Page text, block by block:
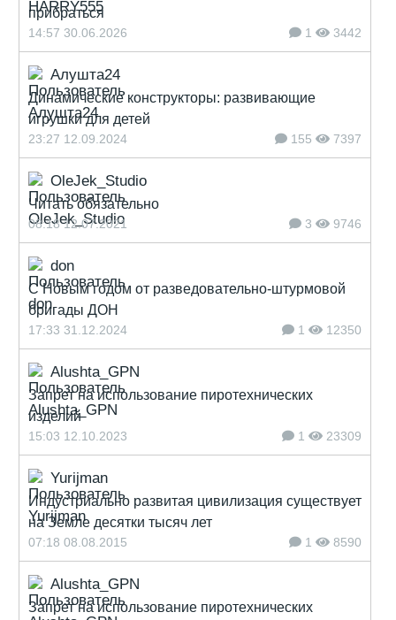
прибраться
14:57 30.06.2026 1 3442
Алушта24
Динамические конструкторы: развивающие
игрушки для детей
23:27 12.09.2024 155 7397
OleJek_Studio
Читать обязательно
08:18 12.07.2021 3 9746
don
С Новым годом от разведовательно-штурмовой
бригады ДОН
17:33 31.12.2024 1 12350
Alushta_GPN
Запрет на использование пиротехнических
изделий
15:03 12.10.2023 1 23309
Yurijman
Индустриально развитая цивилизация существует
на Земле десятки тысяч лет
07:18 08.08.2015 1 8590
Alushta_GPN
Запрет на использование пиротехнических